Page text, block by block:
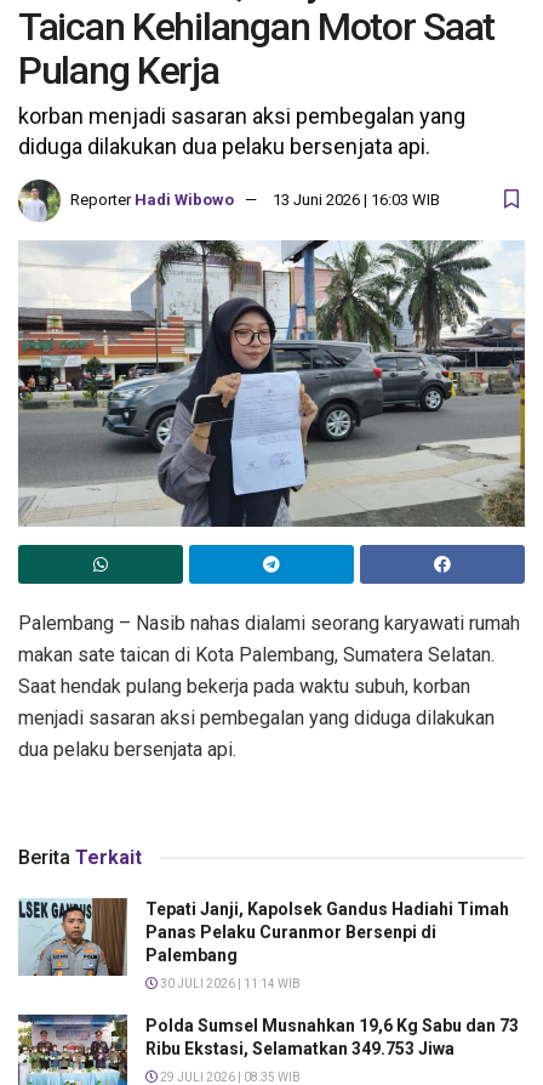
Taican Kehilangan Motor Saat
Pulang Kerja
korban menjadi sasaran aksi pembegalan yang
diduga dilakukan dua pelaku bersenjata api.
Reporter Hadi Wibowo 13 Juni 2026 | 16:03 WIB
Palembang – Nasib nahas dialami seorang karyawati rumah
makan sate taican di Kota Palembang, Sumatera Selatan.
Saat hendak pulang bekerja pada waktu subuh, korban
menjadi sasaran aksi pembegalan yang diduga dilakukan
dua pelaku bersenjata api.
Berita Terkait
Tepati Janji, Kapolsek Gandus Hadiahi Timah
Panas Pelaku Curanmor Bersenpi di
Palembang
30 JULI 2026 | 11:14 WIB
Polda Sumsel Musnahkan 19,6 Kg Sabu dan 73
Ribu Ekstasi, Selamatkan 349.753 Jiwa
29 JULI 2026 | 08:35 WIB